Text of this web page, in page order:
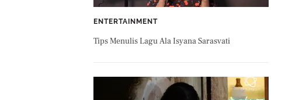
ENTERTAINMENT
Tips Menulis Lagu Ala Isyana Sarasvati